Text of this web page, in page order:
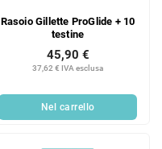
Rasoio Gillette ProGlide + 10
testine
37,62 € IVA esclusa
45,90 €
Nel carrello